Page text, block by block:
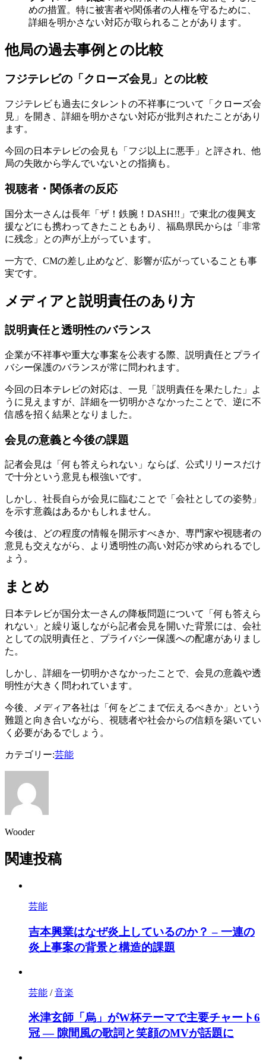
めの措置。特に被害者や関係者の人権を守るために、
詳細を明かさない対応が取られることがあります。
他局の過去事例との比較
フジテレビの「クローズ会見」との比較
フジテレビも過去にタレントの不祥事について「クローズ会
見」を開き、詳細を明かさない対応が批判されたことがあり
ます。
今回の日本テレビの会見も「フジ以上に悪手」と評され、他
局の失敗から学んでいないとの指摘も。
視聴者・関係者の反応
国分太一さんは長年「ザ！鉄腕！DASH!!」で東北の復興支
援などにも携わってきたこともあり、福島県民からは「非常
に残念」との声が上がっています。
一方で、CMの差し止めなど、影響が広がっていることも事
実です。
メディアと説明責任のあり方
説明責任と透明性のバランス
企業が不祥事や重大な事案を公表する際、説明責任とプライ
バシー保護のバランスが常に問われます。
今回の日本テレビの対応は、一見「説明責任を果たした」よ
うに見えますが、詳細を一切明かさなかったことで、逆に不
信感を招く結果となりました。
会見の意義と今後の課題
記者会見は「何も答えられない」ならば、公式リリースだけ
で十分という意見も根強いです。
しかし、社長自らが会見に臨むことで「会社としての姿勢」
を示す意義はあるかもしれません。
今後は、どの程度の情報を開示すべきか、専門家や視聴者の
意見も交えながら、より透明性の高い対応が求められるでし
ょう。
まとめ
日本テレビが国分太一さんの降板問題について「何も答えら
れない」と繰り返しながら記者会見を開いた背景には、会社
としての説明責任と、プライバシー保護への配慮がありまし
た。
しかし、詳細を一切明かさなかったことで、会見の意義や透
明性が大きく問われています。
今後、メディア各社は「何をどこまで伝えるべきか」という
難題と向き合いながら、視聴者や社会からの信頼を築いてい
く必要があるでしょう。
カテゴリー:芸能
Wooder
関連投稿
芸能
吉本興業はなぜ炎上しているのか？ – 一連の
炎上事案の背景と構造的課題
芸能 /音楽
米津玄師「烏」がW杯テーマで主要チャート6
冠 ― 隙間風の歌詞と笑顔のMVが話題に